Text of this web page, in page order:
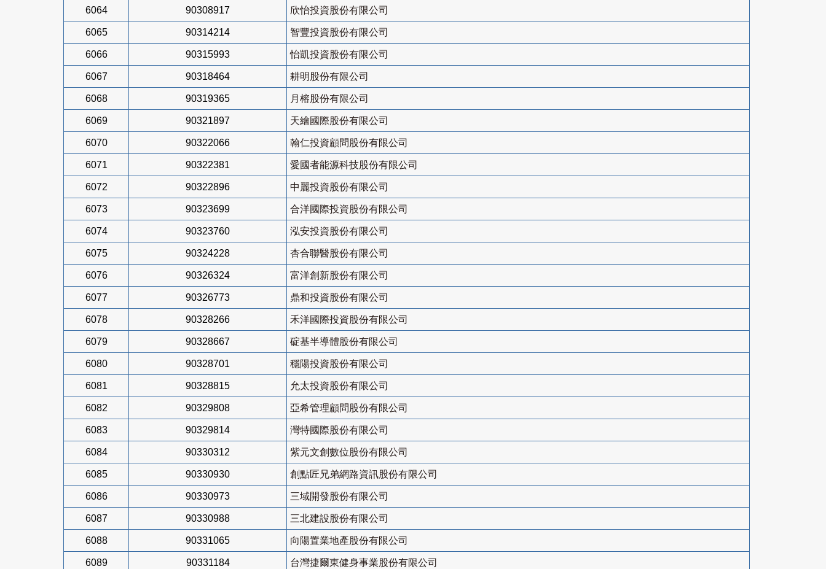
6064 90308917 欣怡投資股份有限公司
6065 90314214 智豐投資股份有限公司
6066 90315993 怡凱投資股份有限公司
6067 90318464 耕明股份有限公司
6068 90319365 月榕股份有限公司
6069 90321897 天繪國際股份有限公司
6070 90322066 翰仁投資顧問股份有限公司
6071 90322381 愛國者能源科技股份有限公司
6072 90322896 中麗投資股份有限公司
6073 90323699 合洋國際投資股份有限公司
6074 90323760 泓安投資股份有限公司
6075 90324228 杏合聯醫股份有限公司
6076 90326324 富洋創新股份有限公司
6077 90326773 鼎和投資股份有限公司
6078 90328266 禾洋國際投資股份有限公司
6079 90328667 碇基半導體股份有限公司
6080 90328701 穩陽投資股份有限公司
6081 90328815 允太投資股份有限公司
6082 90329808 亞希管理顧問股份有限公司
6083 90329814 灣特國際股份有限公司
6084 90330312 紫元文創數位股份有限公司
6085 90330930 創點匠兄弟網路資訊股份有限公司
6086 90330973 三域開發股份有限公司
6087 90330988 三北建設股份有限公司
6088 90331065 向陽置業地產股份有限公司
6089 90331184 台灣捷爾東健身事業股份有限公司